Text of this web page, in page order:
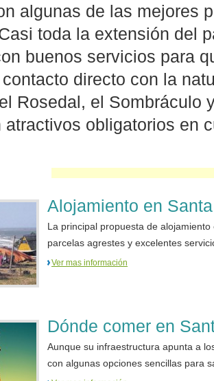
algunas de las mejores
toda la extensión del
buenos servicios para
directo con la
Rosedal, el Sombráculo
atractivos obligatorios en
Alojamiento en
La principal propuesta de
parcelas agrestes y excelentes
Ver mas información
Dónde comer en
Aunque su infraestructura apunta a
con algunas opciones sencillas para